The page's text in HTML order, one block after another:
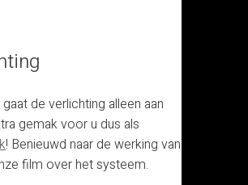
de verlichting alleen aan
gemak voor u dus als
! Benieuwd naar de werking van
film over het systeem.